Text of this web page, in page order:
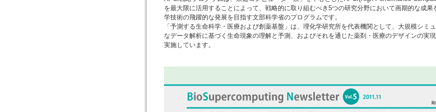
を最大限に活用することによって、戦略的に取り組むべき5つの研究分野において画期的な成果
学技術の飛躍的な発展を目指す文部科学省のプログラムです。
「予測する生命科学・医療および創薬基盤」は、理化学研究所を代表機関として、大規模シミ
なデータ解析に基づく生命現象の理解と予測、およびそれを通じた薬剤・医療のデザインの実
実施しています。